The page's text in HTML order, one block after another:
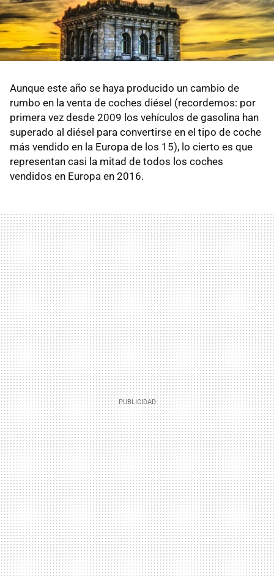
Aunque este año se haya producido un cambio de
rumbo en la venta de coches diésel (recordemos: por
primera vez desde 2009 los vehículos de gasolina han
superado al diésel para convertirse en el tipo de coche
más vendido en la Europa de los 15), lo cierto es que
representan casi la mitad de todos los coches
vendidos en Europa en 2016.